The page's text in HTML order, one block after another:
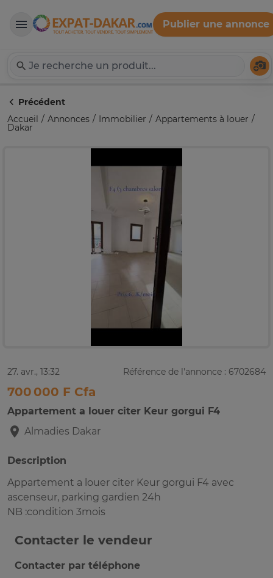
Expat-Dakar
Publier une annonce
Précédent
Accueil
Annonces Immobilier Appartements à louer
Dakar
27. avr., 13:32 Référence de l'annonce : 6702684
700 000 F Cfa
Appartement a louer citer Keur gorgui F4
Almadies Dakar
Description
Appartement a louer citer Keur gorgui F4 avec
ascenseur, parking gardien 24h
NB :condition 3mois
Contacter le vendeur
Contacter par téléphone